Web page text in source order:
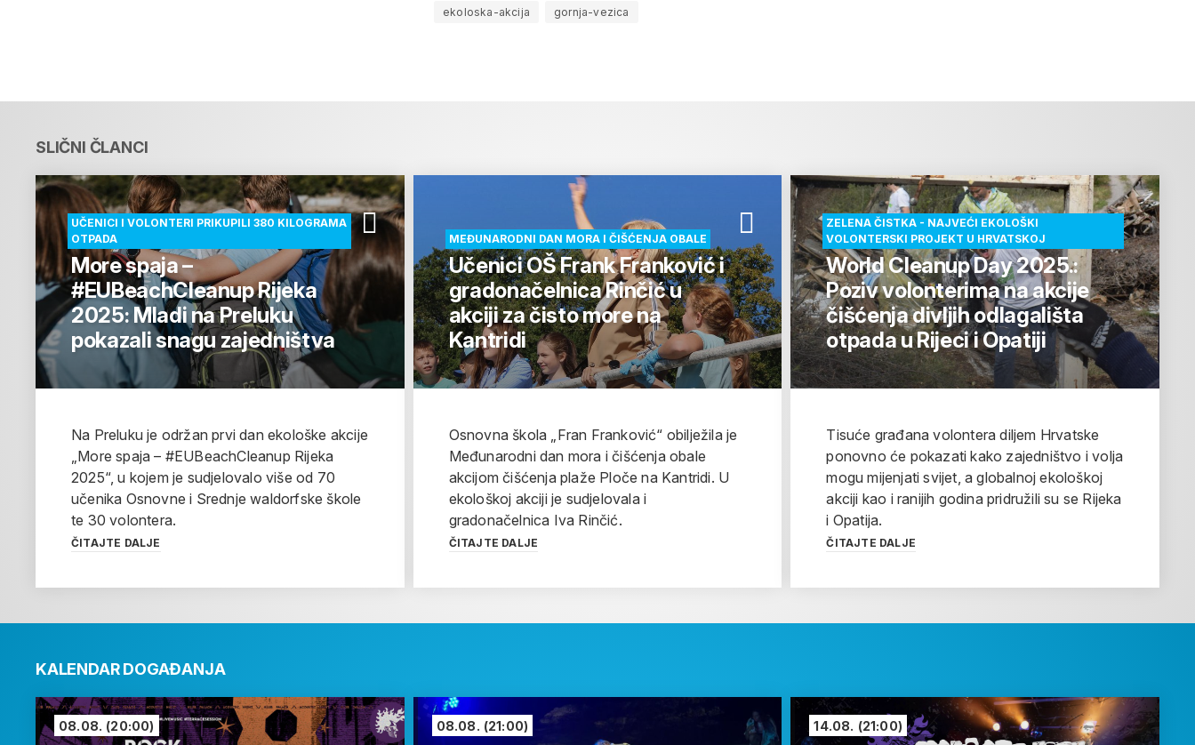
ekoloska-akcija gornja-vezica
SLIČNI ČLANCI
UČENICI I VOLONTERI PRIKUPILI 380 KILOGRAMA
OTPADA
More spaja –
#EUBeachCleanup Rijeka
2025: Mladi na Preluku
pokazali snagu zajedništva
Na Preluku je održan prvi dan ekološke akcije
„More spaja – #EUBeachCleanup Rijeka
2025“, u kojem je sudjelovalo više od 70
učenika Osnovne i Srednje waldorfske škole
te 30 volontera.
ČITAJTE DALJE
MEĐUNARODNI DAN MORA I ČIŠĆENJA OBALE
Učenici OŠ Frank Franković i
gradonačelnica Rinčić u
akciji za čisto more na
Kantridi
Osnovna škola „Fran Franković“ obilježila je
Međunarodni dan mora i čišćenja obale
akcijom čišćenja plaže Ploče na Kantridi. U
ekološkoj akciji je sudjelovala i
gradonačelnica Iva Rinčić.
ČITAJTE DALJE
ZELENA ČISTKA - NAJVEĆI EKOLOŠKI
VOLONTERSKI PROJEKT U HRVATSKOJ
World Cleanup Day 2025.:
Poziv volonterima na akcije
čišćenja divljih odlagališta
otpada u Rijeci i Opatiji
Tisuće građana volontera diljem Hrvatske
ponovno će pokazati kako zajedništvo i volja
mogu mijenjati svijet, a globalnoj ekološkoj
akciji kao i ranijih godina pridružili su se Rijeka
i Opatija.
ČITAJTE DALJE
KALENDAR DOGAĐANJA
08.08. (20:00) 08.08. (21:00) 14.08. (21:00)